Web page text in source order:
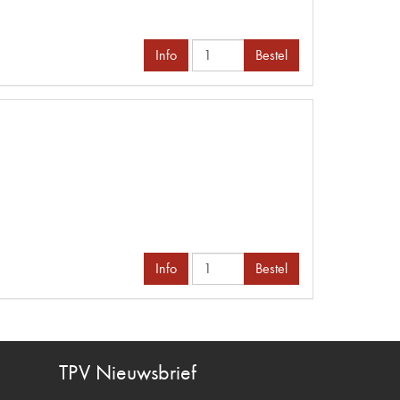
Info
Bestel
Info
Bestel
TPV Nieuwsbrief